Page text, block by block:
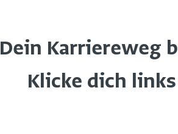
Dein Karriereweg
Klicke dich